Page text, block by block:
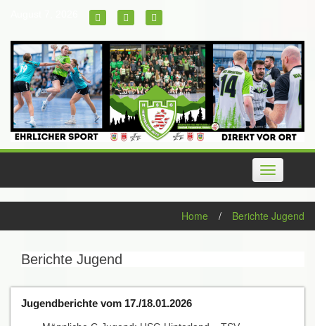
Toggle
navigation
Home / Berichte Jugend
Berichte Jugend
Jugendberichte vom 17./18.01.2026